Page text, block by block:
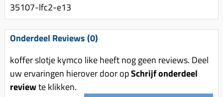
Radiateur (delen)
Waterpomp (delen)
V-snaren
Variorolsets
Pulley
Remschijven
Voorrem kabel
Voorvork
Wiel (delen)
Zadel
Accessoires overig
Zadel
Speednut
35107-lfc2-e13
Onderdeel Reviews (0)
koffer slotje kymco like heeft nog geen reviews. Deel
uw ervaringen hierover door opSchrijf onderdeel
reviewte klikken.